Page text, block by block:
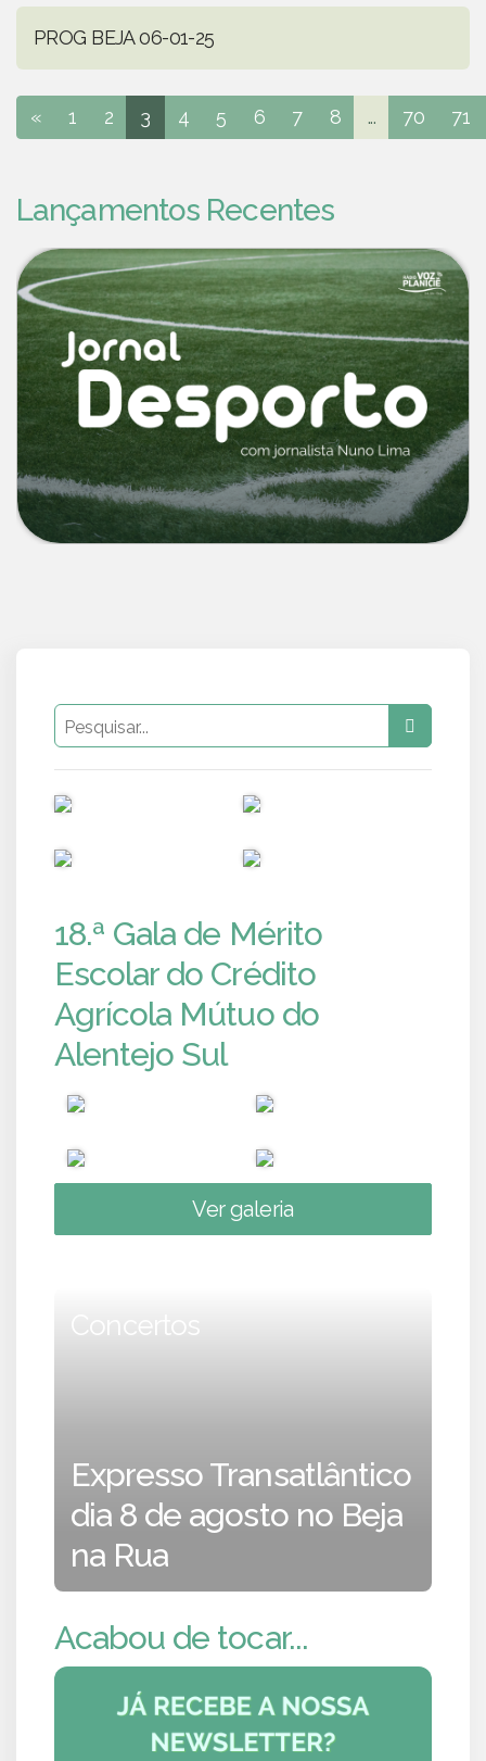
PROG BEJA 06-01-25
« 1 2 3 4 5 6 7 8 ... 70 71
Lançamentos Recentes
18.ª Gala de Mérito
Escolar do Crédito
Agrícola Mútuo do
Alentejo Sul
Ver galeria
Concertos
Expresso Transatlântico
dia 8 de agosto no Beja
na Rua
Acabou de tocar...